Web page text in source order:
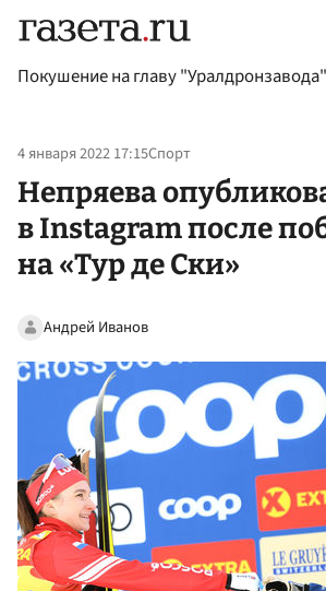
Покушение на главу "Уралдронзавода"
4 января 2022 17:15Спорт
Непряева
в Instagram после
на «Тур де Ски»
Андрей Иванов